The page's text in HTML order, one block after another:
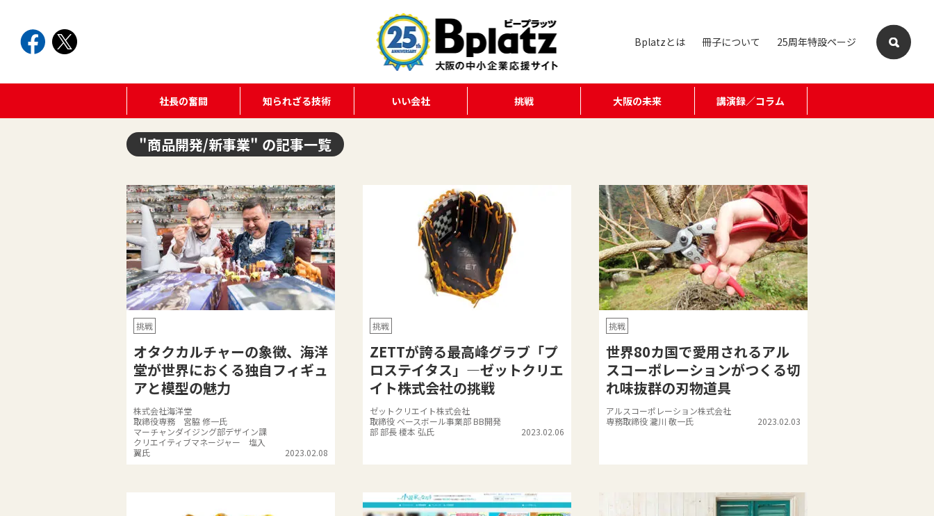
Bplatzとは 冊子について 25周年特設ページ
社長の奮闘 知られざる技術 いい会社 挑戦 大阪の未来 講演録／コラム
"商品開発/新事業" の記事一覧
挑戦
オタクカルチャーの象徴、海洋
堂が世界におくる独自フィギュ
アと模型の魅力
株式会社海洋堂
取締役専務 宮脇 修一氏
マーチャンダイジング部デザイン課
クリエイティブマネージャー 塩入
翼氏
2023.02.08
挑戦
ZETTが誇る最高峰グラブ「プ
ロステイタス」—ゼットクリエ
イト株式会社の挑戦
ゼットクリエイト株式会社
取締役 ベースボール事業部 BB開発
部 部長 榎本 弘氏
2023.02.06
挑戦
世界80カ国で愛用されるアル
スコーポレーションがつくる切
れ味抜群の刃物道具
アルスコーポレーション株式会社
専務取締役 瀧川 敬一氏
2023.02.03